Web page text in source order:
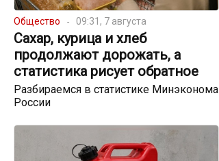
Общество 09:31, 7 августа
Сахар, курица и хлеб
продолжают дорожать, а
статистика рисует обратное
Разбираемся в статистике Минэконома
России